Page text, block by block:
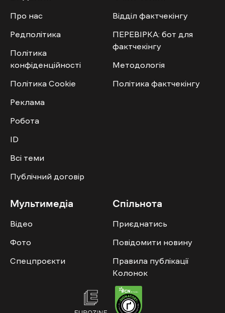
Про нас
Редполітика
Політика
конфіденційності
Політика Cookie
Реклама
Робота
ID
Всі теми
Публічний договір
Відділ фактчекінгу
ПЕРЕВІРКА: бот для
фактчекінгу
Методологія
Політика фактчекінгу
Мультимедіа
Відео
Фото
Спецпроєкти
Спільнота
Приєднатись
Повідомити новину
Правила публікації
Колонок